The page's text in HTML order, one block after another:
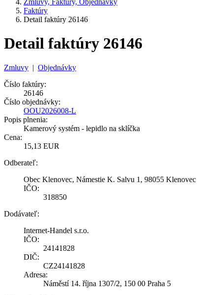
Zmluvy, Faktúry, Objednávky
Faktúry
Detail faktúry 26146
Detail faktúry 26146
Zmluvy | Objednávky
Číslo faktúry:
26146
Číslo objednávky:
OOU2026008-L
Popis plnenia:
Kamerový systém - lepidlo na sklíčka
Cena:
15,13 EUR
Odberateľ:
Obec Klenovec, Námestie K. Salvu 1, 98055 Klenovec
IČO:
318850
Dodávateľ:
Internet-Handel s.r.o.
IČO:
24141828
DIČ:
CZ24141828
Adresa:
Náměstí 14. října 1307/2, 150 00 Praha 5